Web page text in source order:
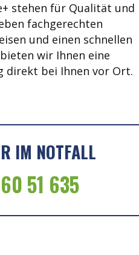
stehen für Qualität und
fachgerechten
und einen schnellen
wir Ihnen eine
direkt bei Ihnen vor Ort.
IM NOTFALL
51 635